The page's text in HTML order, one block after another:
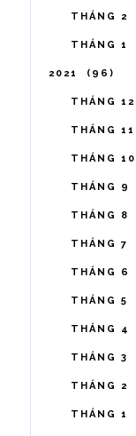
THÁNG 2
THÁNG 1
2021 96
THÁNG 12
THÁNG 11
THÁNG 10
THÁNG 9
THÁNG 8
THÁNG 7
THÁNG 6
THÁNG 5
THÁNG 4
THÁNG 3
THÁNG 2
THÁNG 1